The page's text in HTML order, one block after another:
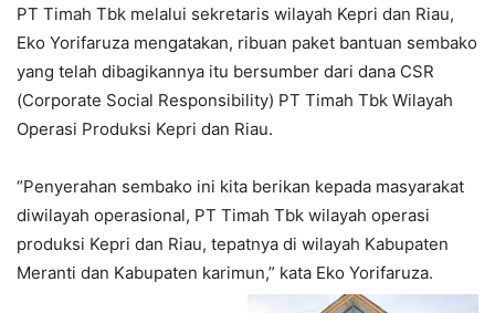
PT Timah Tbk melalui sekretaris wilayah Kepri dan Riau,
Eko Yorifaruza mengatakan, ribuan paket bantuan sembako
yang telah dibagikannya itu bersumber dari dana CSR
(Corporate Social Responsibility) PT Timah Tbk Wilayah
Operasi Produksi Kepri dan Riau.
“Penyerahan sembako ini kita berikan kepada masyarakat
diwilayah operasional, PT Timah Tbk wilayah operasi
produksi Kepri dan Riau, tepatnya di wilayah Kabupaten
Meranti dan Kabupaten karimun,” kata Eko Yorifaruza.